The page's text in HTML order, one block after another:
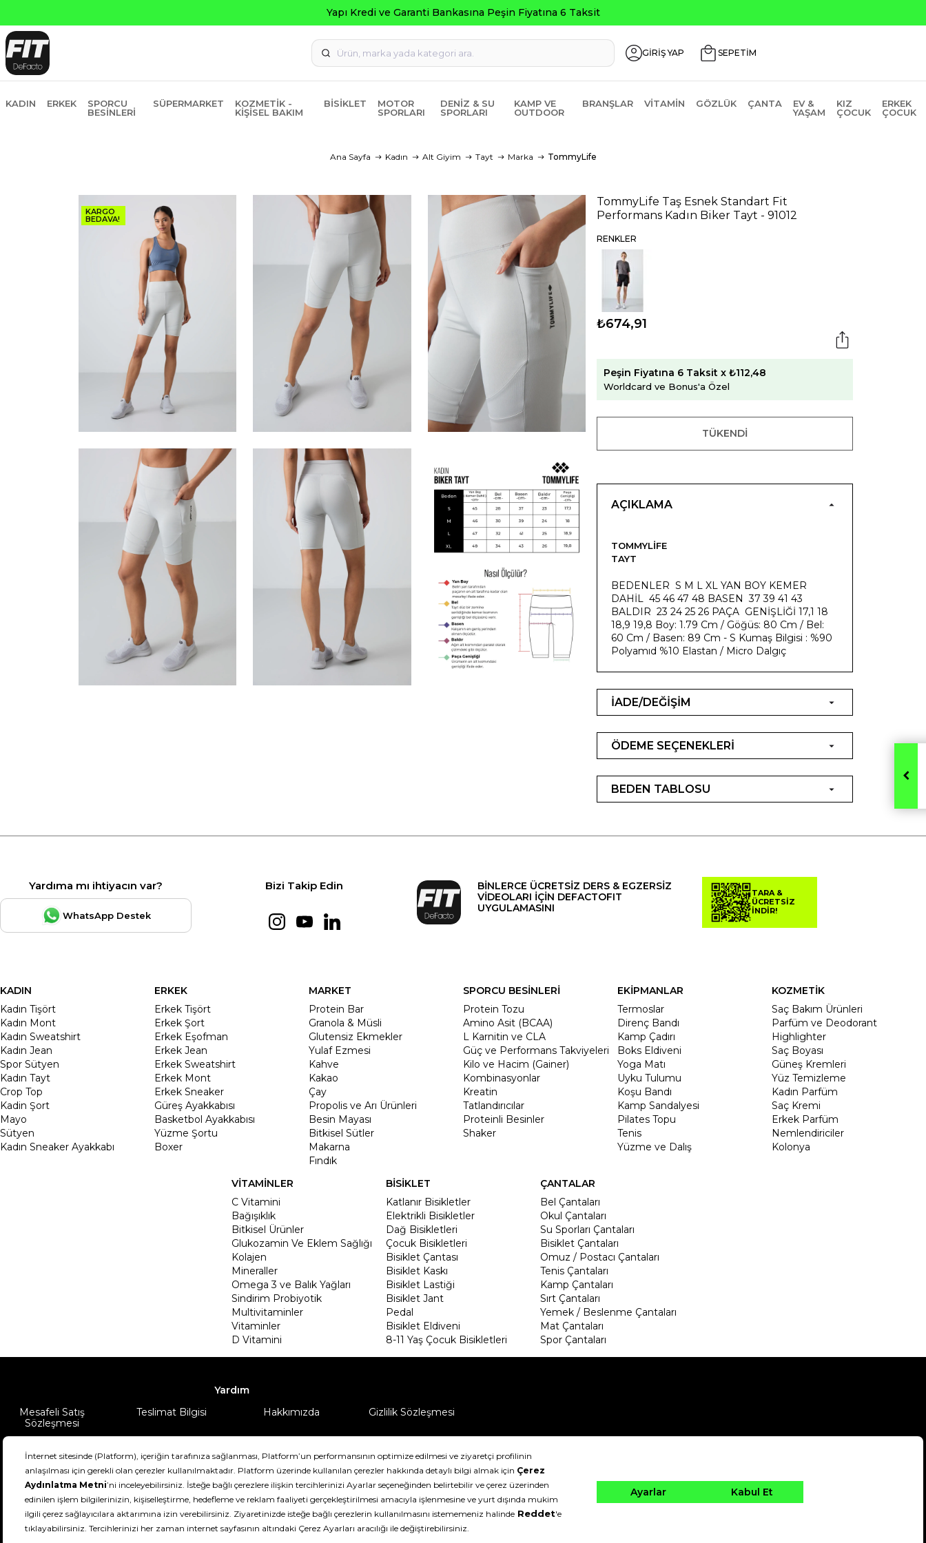
Seçili Ürünlerde ₺2000 Üzeri ₺200 İndirim Kodu: AGUSTOS200
GİRİŞ YAP SEPETİM
KADIN ERKEK
SPORCU
BESINLERI
SÜPERMARKET
KOZMETIK -
KIŞISEL BAKIM
BISIKLET
MOTOR
SPORLARI
DENIZ & SU
SPORLARI
KAMP VE
OUTDOOR
BRANŞLAR VITAMIN GÖZLÜK ÇANTA
EV &
YAŞAM
KIZ
ÇOCUK
ERKEK
ÇOCUK
Ana Sayfa Kadın Alt Giyim Tayt Marka TommyLife
KARGO
BEDAVA!
TommyLife Taş Esnek Standart Fit
Performans Kadın Biker Tayt - 91012
RENKLER
₺674,91
Peşin Fiyatına 6 Taksit x ₺112,48
Worldcard ve Bonus'a Özel
TÜKENDI
AÇIKLAMA
TOMMYLIFE
TAYT
BEDENLER S M L XL YAN BOY KEMER
DAHİL 45 46 47 48 BASEN 37 39 41 43
BALDIR 23 24 25 26 PAÇA GENİŞLİĞİ 17,1 18
18,9 19,8 Boy: 1.79 Cm / Göğüs: 80 Cm / Bel:
60 Cm / Basen: 89 Cm - S Kumaş Bilgisi : %90
Polyamıd %10 Elastan / Micro Dalgıç
İADE/DEĞİŞİM
ÖDEME SEÇENEKLERİ
BEDEN TABLOSU
Yardıma mı ihtiyacın var?
WhatsApp Destek
Bizi Takip Edin
BİNLERCE ÜCRETSİZ DERS & EGZERSİZ
VİDEOLARI İÇİN DEFACTOFIT
UYGULAMASINI
TARA &
ÜCRETSİZ
İNDİR!
KADIN
Kadın Tişört
Kadın Mont
Kadın Sweatshirt
Kadın Jean
Spor Sütyen
Kadın Tayt
Crop Top
Kadin Şort
Mayo
Sütyen
Kadın Sneaker Ayakkabı
ERKEK
Erkek Tişört
Erkek Şort
Erkek Eşofman
Erkek Jean
Erkek Sweatshirt
Erkek Mont
Erkek Sneaker
Güreş Ayakkabısı
Basketbol Ayakkabısı
Yüzme Şortu
Boxer
MARKET
Protein Bar
Granola & Müsli
Glutensiz Ekmekler
Yulaf Ezmesi
Kahve
Kakao
Çay
Propolis ve Arı Ürünleri
Besin Mayası
Bitkisel Sütler
Makarna
Fındık
SPORCU BESİNLERİ
Protein Tozu
Amino Asit (BCAA)
L Karnitin ve CLA
Güç ve Performans Takviyeleri
Kilo ve Hacim (Gainer)
Kombinasyonlar
Kreatin
Tatlandırıcılar
Proteinli Besinler
Shaker
EKİPMANLAR
Termoslar
Direnç Bandı
Kamp Çadırı
Boks Eldiveni
Yoga Matı
Uyku Tulumu
Koşu Bandı
Kamp Sandalyesi
Pilates Topu
Tenis
Yüzme ve Dalış
KOZMETİK
Saç Bakım Ürünleri
Parfüm ve Deodorant
Highlighter
Saç Boyası
Güneş Kremleri
Yüz Temizleme
Kadın Parfüm
Saç Kremi
Erkek Parfüm
Nemlendiriciler
Kolonya
VİTAMİNLER
C Vitamini
Bağışıklık
Bitkisel Ürünler
Glukozamin Ve Eklem Sağlığı
Kolajen
Mineraller
Omega 3 ve Balık Yağları
Sindirim Probiyotik
Multivitaminler
Vitaminler
D Vitamini
BİSİKLET
Katlanır Bisikletler
Elektrikli Bisikletler
Dağ Bisikletleri
Çocuk Bisikletleri
Bisiklet Çantası
Bisiklet Kaskı
Bisiklet Lastiği
Bisiklet Jant
Pedal
Bisiklet Eldiveni
8-11 Yaş Çocuk Bisikletleri
ÇANTALAR
Bel Çantaları
Okul Çantaları
Su Sporları Çantaları
Bisiklet Çantaları
Omuz / Postacı Çantaları
Tenis Çantaları
Kamp Çantaları
Sırt Çantaları
Yemek / Beslenme Çantaları
Mat Çantaları
Spor Çantaları
Yardım
Mesafeli Satış
Sözleşmesi
Teslimat Bilgisi Hakkımızda Gizlilik Sözleşmesi
DeFactoFIT ©️ 2022-2026. Tüm hakları saklıdır.